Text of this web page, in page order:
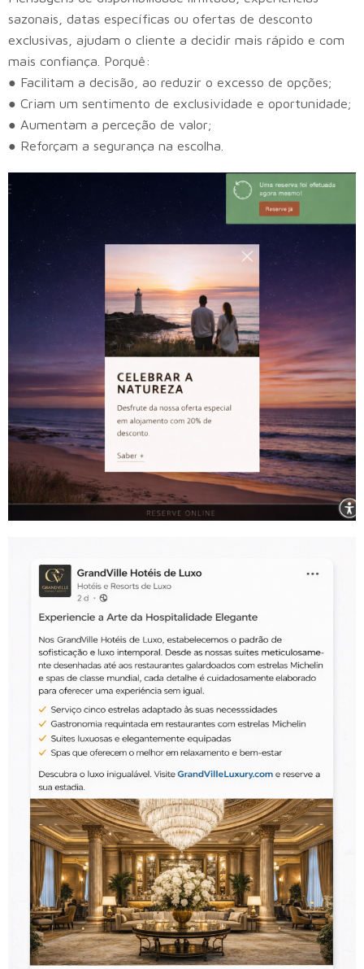
sazonais, datas específicas ou ofertas de desconto
exclusivas, ajudam o cliente a decidir mais rápido e com
mais confiança. Porquê:
● Facilitam a decisão, ao reduzir o excesso de opções;
● Criam um sentimento de exclusividade e oportunidade;
● Aumentam a perceção de valor;
● Reforçam a segurança na escolha.